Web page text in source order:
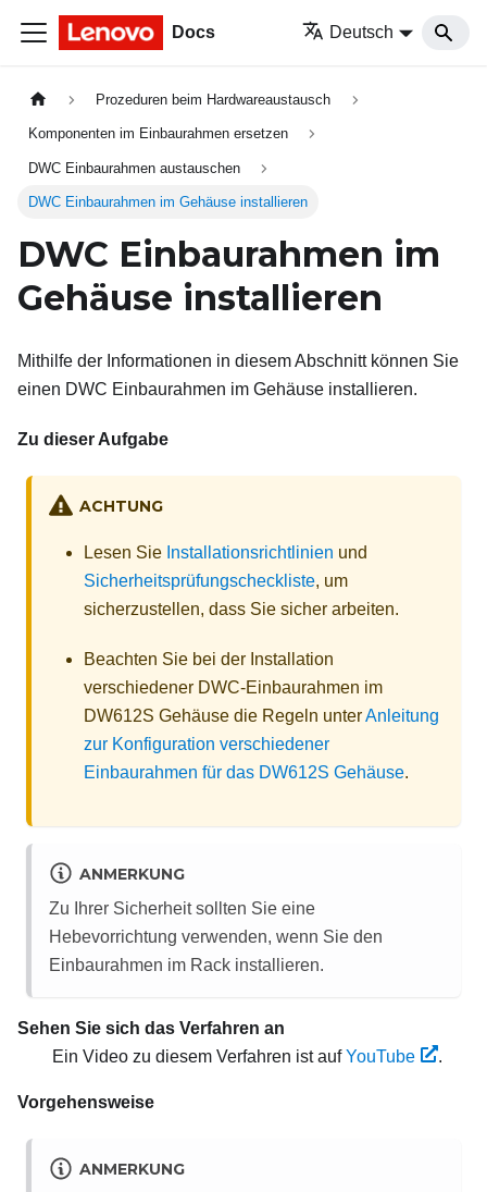
Docs Deutsch
Prozeduren beim Hardwareaustausch
Komponenten im Einbaurahmen ersetzen
DWC Einbaurahmen austauschen
DWC Einbaurahmen im Gehäuse installieren
DWC Einbaurahmen im
Gehäuse installieren
Mithilfe der Informationen in diesem Abschnitt können Sie
einen DWC Einbaurahmen im Gehäuse installieren.
Zu dieser Aufgabe
ACHTUNG
Lesen Sie Installationsrichtlinien und
Sicherheitsprüfungscheckliste, um
sicherzustellen, dass Sie sicher arbeiten.
Beachten Sie bei der Installation
verschiedener DWC-Einbaurahmen im
DW612S Gehäuse die Regeln unterAnleitung
zur Konfiguration verschiedener
Einbaurahmen für das DW612S Gehäuse.
ANMERKUNG
Zu Ihrer Sicherheit sollten Sie eine
Hebevorrichtung verwenden, wenn Sie den
Einbaurahmen im Rack installieren.
Sehen Sie sich das Verfahren an
Ein Video zu diesem Verfahren ist aufYouTube .
Vorgehensweise
ANMERKUNG